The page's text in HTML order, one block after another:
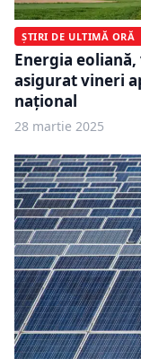
ȘTIRI DE ULTIMĂ ORĂ
Energia
asigurat vineri
național
28 martie 2025